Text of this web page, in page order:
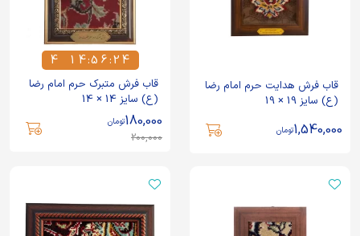
قاب فرش هدایت حرم امام رضا
(ع) سایز 19 × 19
1,540,000تومان
4
4
1
1
4
4
:5
5
6
6
:2
2
4
4
قاب فرش متبرک حرم امام رضا
(ع) سایز 14 × 14
200,000
180,000تومان